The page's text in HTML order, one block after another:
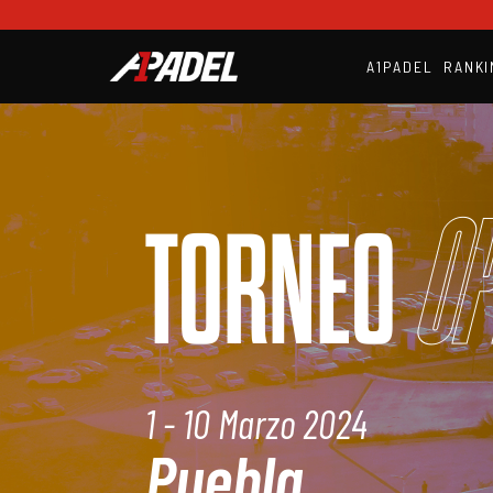
A1PADEL
TORNEO
1 - 10 Marzo 2024